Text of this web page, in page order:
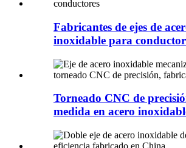
Fabricantes de ejes de
inoxidable para
Torneado CNC de
medida en acero